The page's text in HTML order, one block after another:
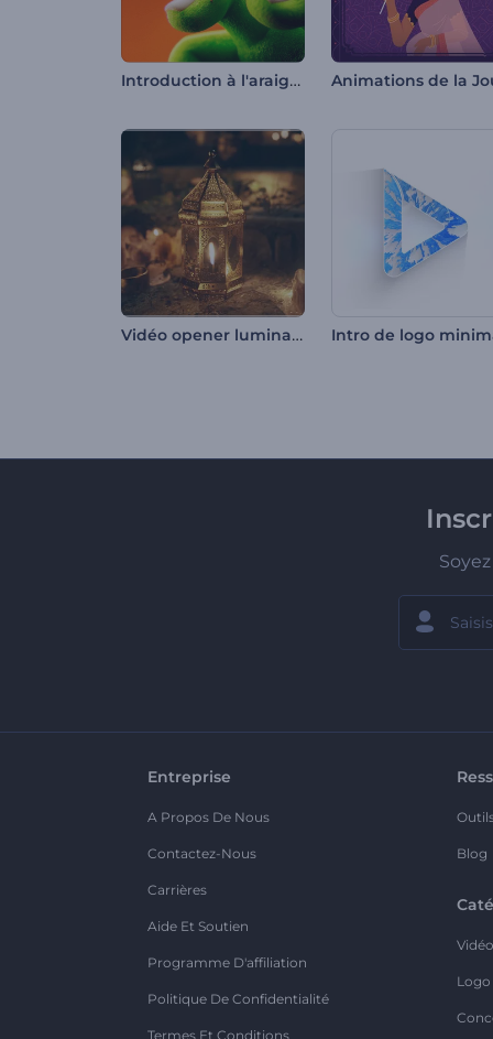
Introduction à l'araignée d'Halloween
Vidéo opener luminaire de Ramadan
Entreprise
A Propos De Nous
Contactez-Nous
Carrières
Aide Et Soutien
Programme D'affiliation
Politique De Confidentialité
Termes Et Conditions
Blog
Vidéo
Logo